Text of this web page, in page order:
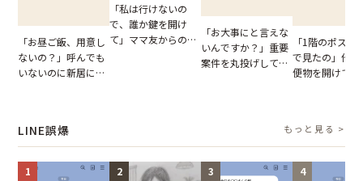
「お昼ご飯、用意し
ないの？」呼んでも
いないのに新居にあ
「私は行けないの
で、誰か鍵を開け
て」ママ友からの
「お大事にと言えな
いんですか？」重要
案件を丸投げして休
「1階のポスト
で見たの」他
便物を開けて
LINE誤爆 もっと見る >
1 2 3 4